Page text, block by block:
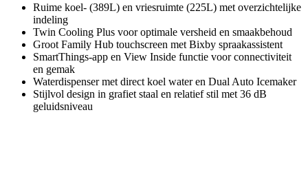
Ruime koel- (389L) en vriesruimte (225L) met overzichtelijke
indeling
Twin Cooling Plus voor optimale versheid en smaakbehoud
Groot Family Hub touchscreen met Bixby spraakassistent
SmartThings-app en View Inside functie voor connectiviteit
en gemak
Waterdispenser met direct koel water en Dual Auto Icemaker
Stijlvol design in grafiet staal en relatief stil met 36 dB
geluidsniveau